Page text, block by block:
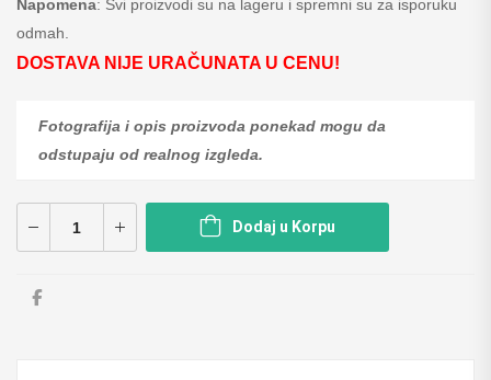
Napomena: Svi proizvodi su na lageru i spremni su za isporuku
odmah.
DOSTAVA NIJE URAČUNATA U CENU!
Fotografija i opis proizvoda ponekad mogu da
odstupaju od realnog izgleda.
Dodaj u Korpu